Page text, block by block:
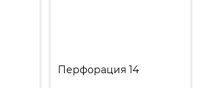
Перфорация 14